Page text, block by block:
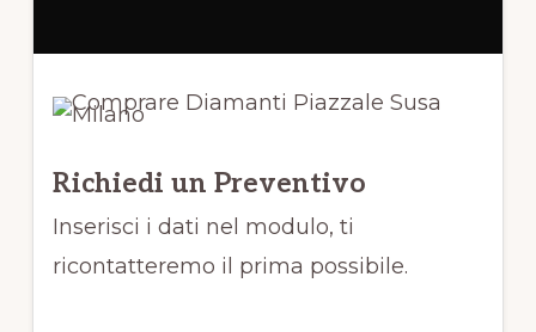
Richiedi un Preventivo
Inserisci i dati nel modulo, ti
ricontatteremo il prima possibile.